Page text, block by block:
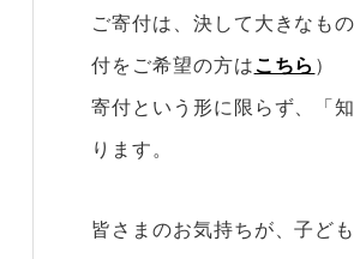
ご寄付は、決して大きなも
付をご希望の方はこちら ）
寄付という形に限らず、「
ります。
皆さまのお気持ちが、子ど